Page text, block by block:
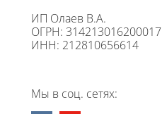
ИП Олаев В.А.
ОГРН: 314213016200017
ИНН: 212810656614
Мы в соц. сетях: